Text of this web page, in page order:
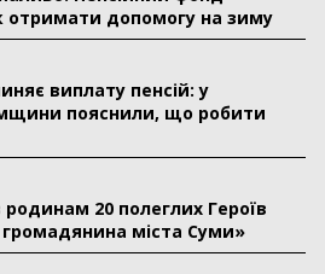
допомогу на зиму
виплату пенсій: у
пояснили, що робити
20 полеглих Героїв
громадянина міста Суми»